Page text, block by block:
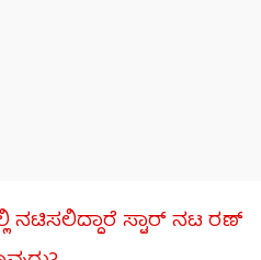
ನಟಿಸಲಿದ್ದಾರೆ ಸ್ಟಾರ್ ನಟ ರಣ್​​